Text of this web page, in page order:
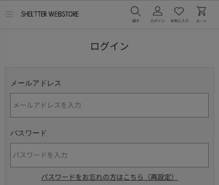
ログイン
メールアドレス
パスワード
パスワードをお忘れの方はこちら（再設定）